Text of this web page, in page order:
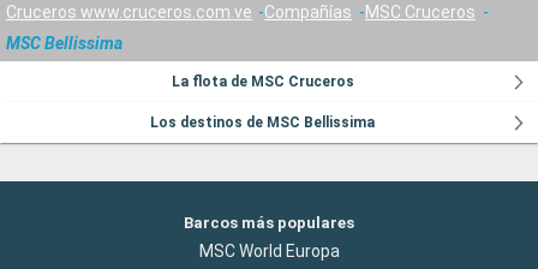
Cruceros www.cruceros.com.ve Compañías
MSC Cruceros
MSC Bellissima
La flota de MSC Cruceros
Los destinos de MSC Bellissima
Barcos más populares
MSC World Europa